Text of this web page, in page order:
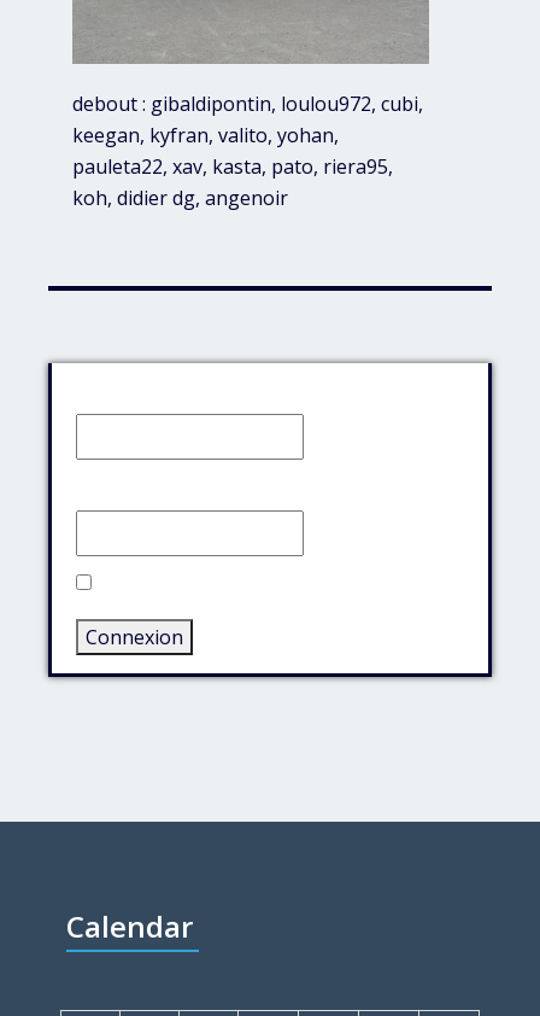
debout : gibaldipontin, loulou972, cubi,
keegan, kyfran, valito, yohan,
pauleta22, xav, kasta, pato, riera95,
koh, didier dg, angenoir
Connexion
Calendar